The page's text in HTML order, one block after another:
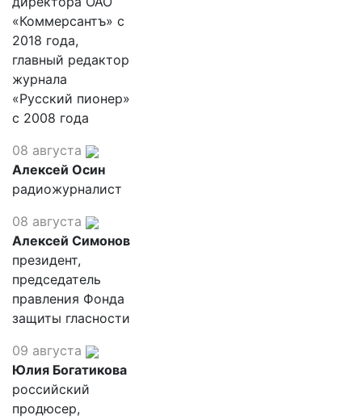
«Коммерсантъ» с
2018 года,
главный редактор
журнала
«Русский пионер»
с 2008 года
08 августа
Алексей Осин
радиожурналист
08 августа
Алексей Симонов
президент,
председатель
правления Фонда
защиты гласности
09 августа
Юлия Богатикова
российский
продюсер,